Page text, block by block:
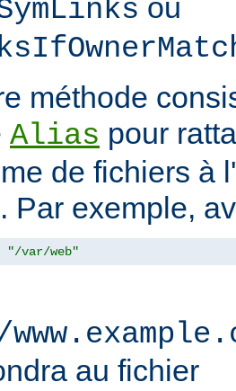
ou
méthode
Alias pour
de fichiers à
Par exemple,
"/var/web"
au fichier